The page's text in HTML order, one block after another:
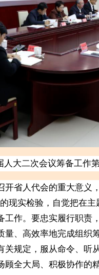
人大二次会议筹备工作
人代会的重大意义
现实检验，自觉把在
作。要忠实履行职责
、高效率地完成组织
规定，服从命令、
全大局、积极协作